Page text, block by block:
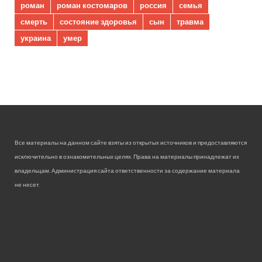
роман
роман костомаров россия
семья
смерть
состояние здоровья сын
травма
украина
умер
Все материалы на данном сайте взяты из открытых источников и предоставляются
исключительно в ознакомительных целях. Права на материалы принадлежат их
владельцам. Администрация сайта ответственности за содержание материала
не несет.